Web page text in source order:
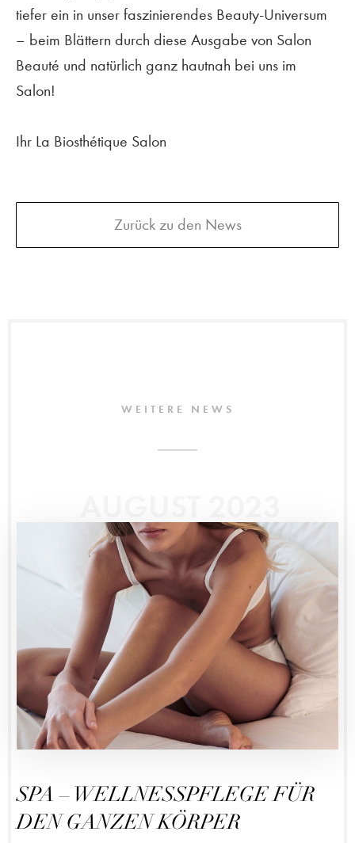
tiefer ein in unser faszinierendes Beauty-Universum
– beim Blättern durch diese Ausgabe von Salon
Beauté und natürlich ganz hautnah bei uns im
Salon!
Ihr La Biosthétique Salon
Zurück zu den News
WEITERE NEWS
SPA – WELLNESSPFLEGE FÜR
DEN GANZEN KÖRPER